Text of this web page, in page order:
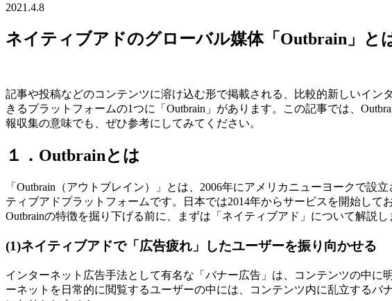
2021.4.8
ネイティブアドのグローバル媒体「Outbrain」と
記事や投稿などのコンテンツに溶け込む形で掲載される、比較的新しいイ
きるプラットフォームの1つに「Outbrain」があります。この記事では、
報収集の意味でも、ぜひ参考にしてみてください。
１．Outbrainとは
「Outbrain（アウトブレイン）」とは、2006年にアメリカニューヨークで
ティブアドプラットフォームです。日本では2014年からサービスを開始して
Outbrainの特徴を掘り下げる前に、まずは「ネイティブアド」について解説し
(1)ネイティブアドで「広告疲れ」したユーザーを振り向かせる
インターネット広告手法として有名な「バナー広告」は、コンテンツの中
ーネットを日常的に閲覧するユーザーの中には、コンテンツ内に乱立する